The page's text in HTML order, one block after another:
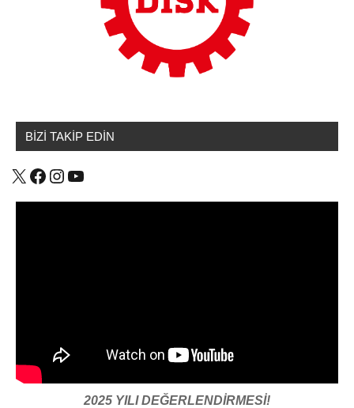
BİZİ TAKİP EDİN
X Facebook
Instagram
YouTube
2025 YILI DEĞERLENDİRMESİ!